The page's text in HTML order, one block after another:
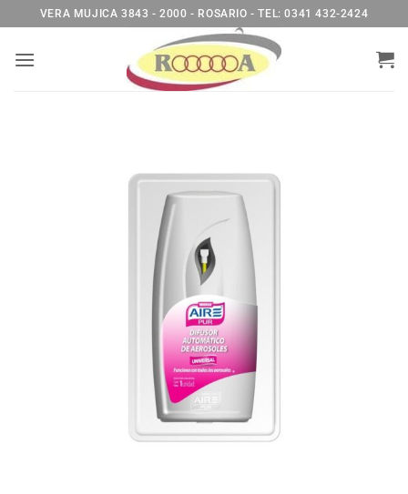
al
contenido
VERA MUJICA 3843 - 2000 - ROSARIO - TEL: 0341 432-2424